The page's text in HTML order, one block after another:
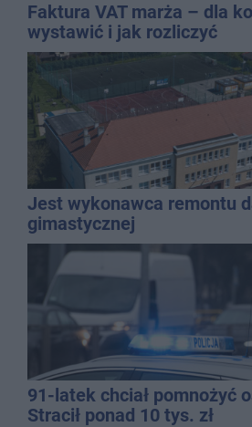
Faktura VAT marża – dla
wystawić i jak rozliczyć
Jest wykonawca remontu
gimastycznej
91-latek chciał pomnożyć
Stracił ponad 10 tys. zł